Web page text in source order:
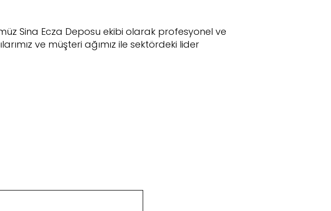
Sina Ecza Deposu ekibi olarak profesyonel ve
ve müşteri ağımız ile sektördeki lider